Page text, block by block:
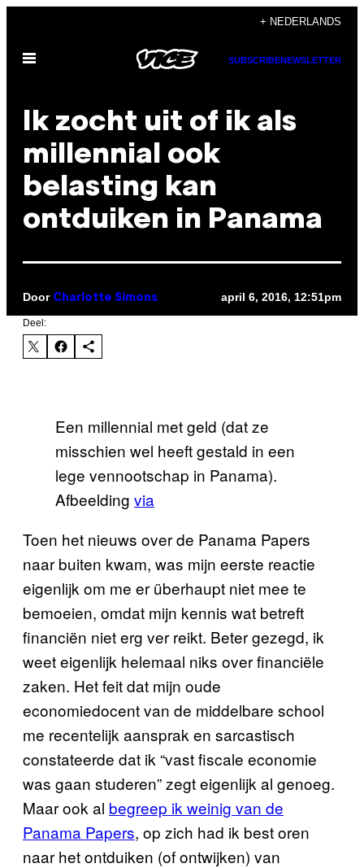
de
+ NEDERLANDS
Open
SUBSCRIBENEWSLETTER
Ik zocht uit of ik als
millennial ook
belasting kan
ontduiken in Panama
Door Charlotte Simons april 6, 2016, 12:51pm
Deel:
Een millennial met geld (dat ze
misschien wel heeft gestald in een
lege vennootschap in Panama).
Afbeelding via
Toen het nieuws over de Panama Papers
naar buiten kwam, was mijn eerste reactie
eigenlijk om me er überhaupt niet mee te
bemoeien, omdat mijn kennis wat betreft
financiën niet erg ver reikt. Beter gezegd, ik
weet eigenlijk helemaal niks over financiële
zaken. Het feit dat mijn oude
economiedocent van de middelbare school
me recentelijk aansprak en sarcastisch
constateerde dat ik “vast fiscale economie
was gaan studeren” zegt eigenlijk al genoeg.
Maar ook al begreep ik weinig van de
Panama Papers, op zich had ik best oren
naar het ontduiken (of ontwijken) van